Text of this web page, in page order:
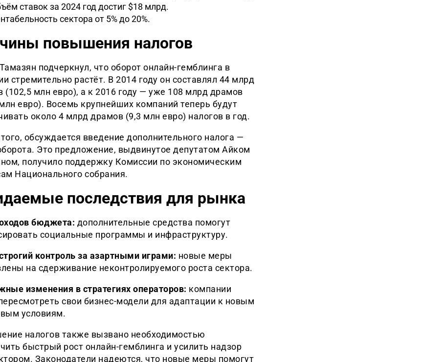
ставок за 2024 год достиг $18 млрд.
сектора от 5% до 20%.
повышения налогов
подчеркнул, что оборот онлайн-гемблинга в
стремительно растёт. В 2014 году он составлял 44 млрд
(102,5 млн евро), а к 2016 году — уже 108 млрд драмов
евро). Восемь крупнейших компаний теперь будут
около 4 млрд драмов (9,3 млн евро) налогов в год.
обсуждается введение дополнительного налога —
Это предложение, выдвинутое депутатом Айком
получило поддержку Комиссии по экономическим
Национального собрания.
последствия для рынка
бюджета: дополнительные средства помогут
социальные программы и инфраструктуру.
контроль за азартными играми: новые меры
на сдерживание неконтролируемого роста сектора.
изменения в стратегиях операторов: компании
свои бизнес-модели для адаптации к новым
условиям.
налогов также вызвано необходимостью
быстрый рост онлайн-гемблинга и усилить надзор
Законодатели надеются, что новые меры помогут